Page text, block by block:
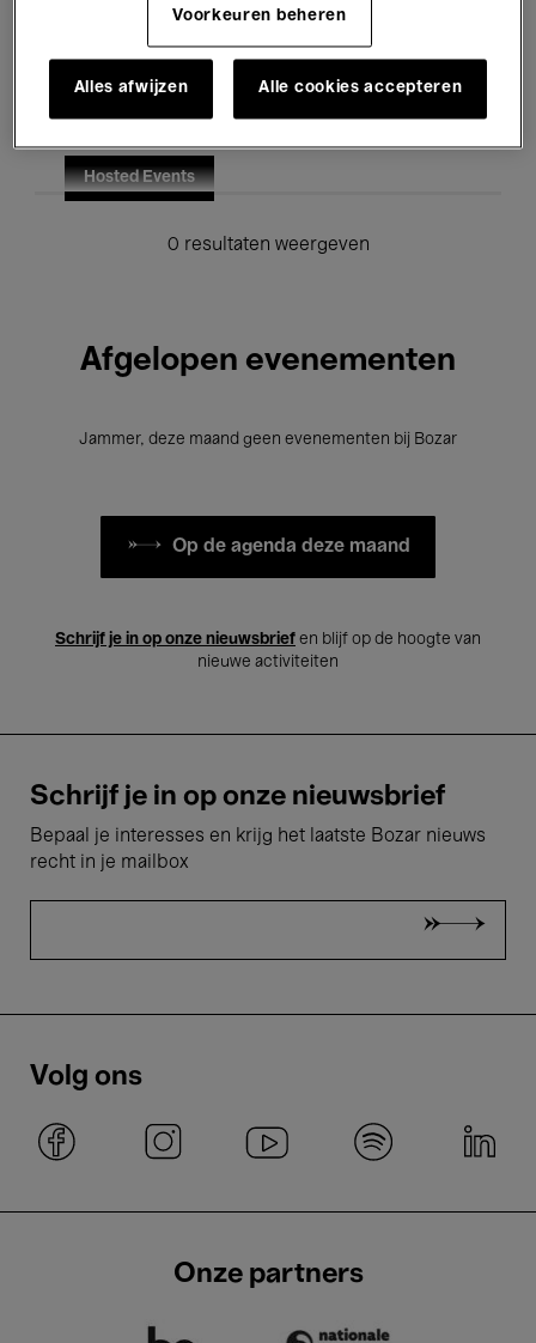
Onderwijs Rondleidingen
Hosted Events
0 resultaten weergeven
Afgelopen evenementen
Jammer, deze maand geen evenementen bij Bozar
Op de agenda deze maand
Schrijf je in op onze nieuwsbrief en blijf op de hoogte van
nieuwe activiteiten
Schrijf je in op onze nieuwsbrief
Bepaal je interesses en krijg het laatste Bozar nieuws
recht in je mailbox
Volg ons
Onze partners
Voorkeuren beheren
Alles afwijzen Alle cookies accepteren